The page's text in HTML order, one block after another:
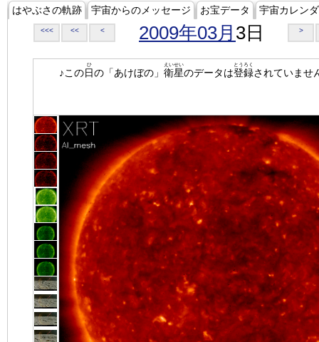
はやぶさの軌跡 宇宙からのメッセージ お宝データ 宇宙カレン
<<< << < 2009年03月 3日 >
♪この日
ひ
の「あけぼの」 衛星
えいせい
のデータは登録
とうろく
されていませ